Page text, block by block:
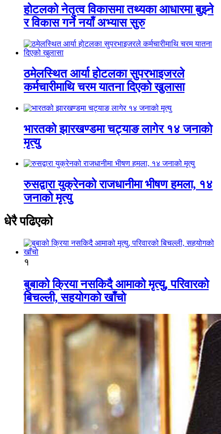
होटलको नेतृत्व विकासमा तथ्यका आधारमा बुझ्ने
र विकास गर्ने नयाँ अभ्यास सुरु
ठमेलस्थित आर्या होटलका सुपरभाइजरले
कर्मचारीमाथि चरम यातना दिएको खुलासा
भारतको झारखण्डमा चट्याङ लागेर १४ जनाको
मृत्यु
रुसद्वारा युक्रेनको राजधानीमा भीषण हमला, १४
जनाको मृत्यु
धेरै पढिएको
१
बुबाको क्रिया नसकिदै आमाको मृत्यु, परिवारको
बिचल्ली, सहयोगको खाँचो